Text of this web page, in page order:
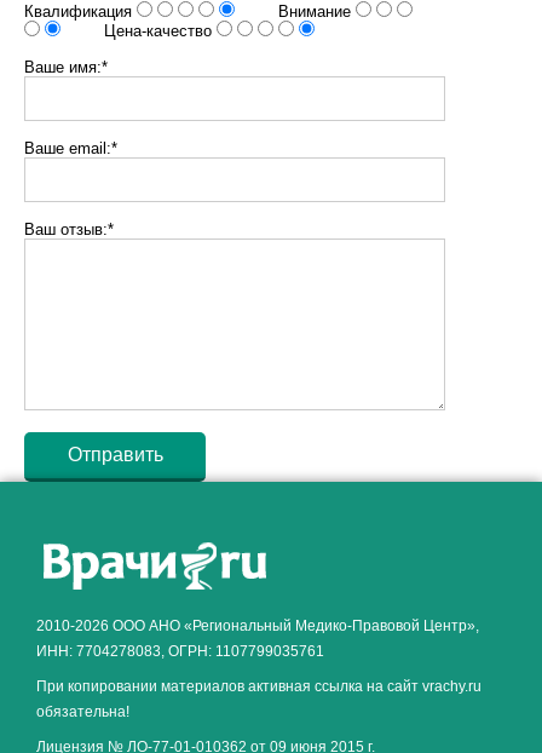
Квалификация
Внимание
Цена-качество
Ваше имя:*
Ваше email:*
Ваш отзыв:*
2010-2026 ООО АНО «Региональный Медико-Правовой Центр»,
ИНН: 7704278083, ОГРН: 1107799035761
При копировании материалов активная ссылка на сайт vrachy.ru
обязательна!
Лицензия № ЛО-77-01-010362 от 09 июня 2015 г.